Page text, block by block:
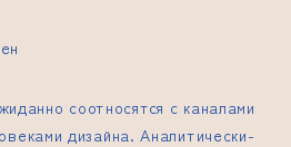
соотносятся с каналами
ми дизайна. Аналитически-